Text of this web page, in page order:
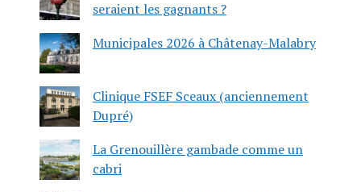
seraient les gagnants ?
Municipales 2026 à Châtenay-Malabry
Clinique FSEF Sceaux (anciennement
Dupré)
La Grenouillère gambade comme un
cabri